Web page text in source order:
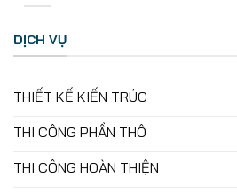
DỊCH VỤ
THIẾT KẾ KIẾN TRÚC
THI CÔNG PHẦN THÔ
THI CÔNG HOÀN THIỆN